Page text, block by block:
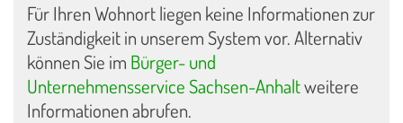
Für Ihren Wohnort liegen keine Informationen zur
Zuständigkeit in unserem System vor. Alternativ
können Sie im Bürger- und
Unternehmensservice Sachsen-Anhaltweitere
Informationen abrufen.